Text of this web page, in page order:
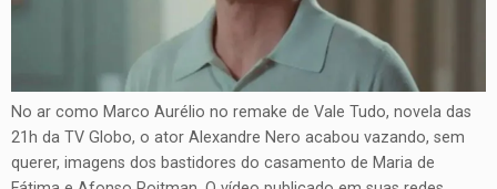
No ar como Marco Aurélio no remake de Vale Tudo, novela das
21h da TV Globo, o ator Alexandre Nero acabou vazando, sem
querer, imagens dos bastidores do casamento de Maria de